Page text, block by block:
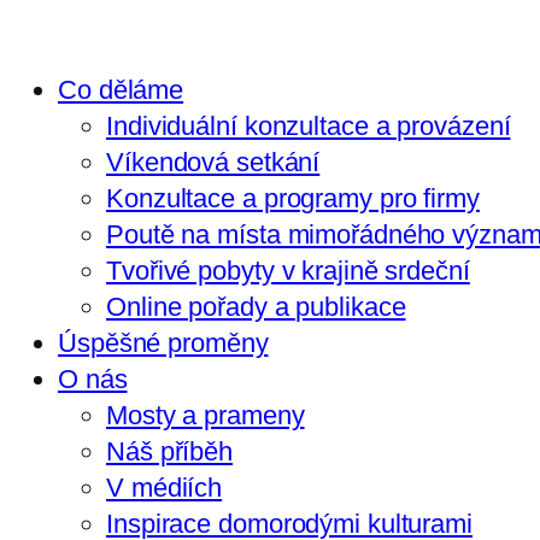
Co děláme
Individuální konzultace a provázení
Víkendová setkání
Konzultace a programy pro firmy
Poutě na místa mimořádného
Tvořivé pobyty v krajině srdeční
Online pořady a publikace
Úspěšné proměny
O nás
Mosty a prameny
Náš příběh
V médiích
Inspirace domorodými kulturami